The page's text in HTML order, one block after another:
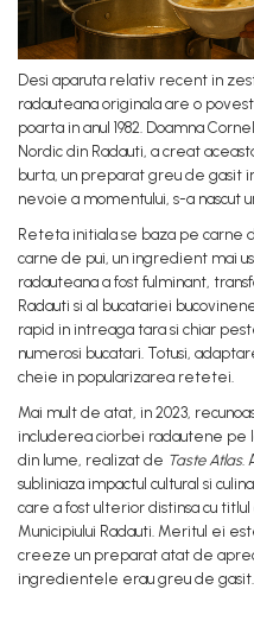
Solutie curatat geamuri
Stergatoare geam
Solutie curatat covoare
Insecticide & capcane
Produse ingrijire incaltaminte si
accesorii
Masini curatat pardoseli
Odorizant camera
Organizare si depozitare
Cutii depozitare
Umerase pentru haine si
Organizatoare imbracaminte si
incaltaminte
Cosuri de gunoi
Carucioare pentru cumparaturi
Baterii, acumulatori si
incarcatoare
Oja
Dizolvante si tratamente
unghii
Machiaj
Luciu si balsam de buze
Produse dezinfectante
Alcool sanitar
Consumabile sanitare
Uniforme medicale de unica
Desi aparuta relativ recent in
radauteana originala are o
poarta in anul 1982. Doamna
Nordic din Radauti, a creat
burta, un preparat greu de gasit
nevoie a momentului, s-a nascut
Reteta initiala se baza pe carne
carne de pui, un ingredient mai
radauteana a fost fulminant,
Radauti si al bucatariei
rapid in intreaga tara si chiar
numerosi bucatari. Totusi,
cheie in popularizarea retetei.
Mai mult de atat, in 2023,
includerea ciorbei radautene pe
din lume, realizat de Taste Atlas.
subliniaza impactul cultural si
care a fost ulterior distinsa cu
Municipiului Radauti. Meritul ei
creeze un preparat atat de
ingredientele erau greu de gasit.